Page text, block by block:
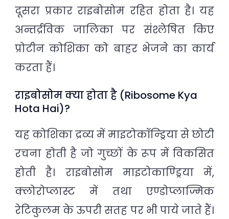
दूसरा प्रकार राइबोसोम रहित होता है। यह
अन्तर्द्रविक जालिका पर संश्लेषित किए
प्रोटीन कोशिका को बाहर भेजने का कार्य
करता हैं।
राइबोसोम क्या होता है (Ribosome Kya
Hota Hai)?
यह कोशिका द्रव्य में माइटोकॉन्ड्रिया से छोटी
रचना होती है जो गुच्छों के रूप में विकसित
होती है। राइबोसोम माइटोकाण्ड्रिया में,
क्लोरोप्लास्ट में तथा एण्डोप्लाज्मिक
रेटिकुलम के ऊपरी सतह पर भी पाये जाते हैं।